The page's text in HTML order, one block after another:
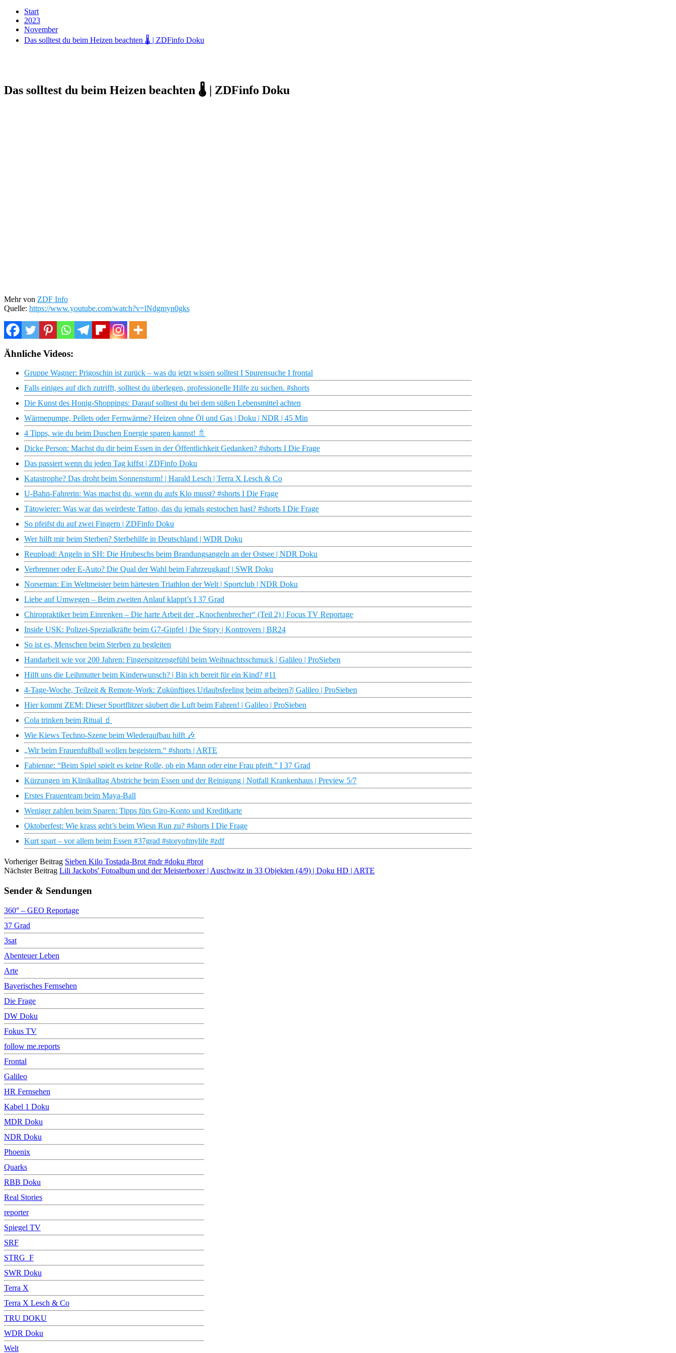
Start
2023
November
Das solltest du beim Heizen beachten 🌡️ | ZDFinfo Doku
Das solltest du beim Heizen beachten 🌡️ | ZDFinfo Doku
Mehr von ZDF Info
Quelle: https://www.youtube.com/watch?v=lNdgmyn0gks
Ähnliche Videos:
Gruppe Wagner: Prigoschin ist zurück – was du jetzt wissen solltest I Spurensuche I frontal
Falls einiges auf dich zutrifft, solltest du überlegen, professionelle Hilfe zu suchen. #shorts
Die Kunst des Honig-Shoppings: Darauf solltest du bei dem süßen Lebensmittel achten
Wärmepumpe, Pellets oder Fernwärme? Heizen ohne Öl und Gas | Doku | NDR | 45 Min
4 Tipps, wie du beim Duschen Energie sparen kannst! 🚿
Dicke Person: Machst du dir beim Essen in der Öffentlichkeit Gedanken? #shorts I Die Frage
Das passiert wenn du jeden Tag kiffst | ZDFinfo Doku
Katastrophe? Das droht beim Sonnensturm! | Harald Lesch | Terra X Lesch & Co
U-Bahn-Fahrerin: Was machst du, wenn du aufs Klo musst? #shorts I Die Frage
Tätowierer: Was war das weirdeste Tattoo, das du jemals gestochen hast? #shorts I Die Frage
So pfeifst du auf zwei Fingern | ZDFinfo Doku
Wer hilft mir beim Sterben? Sterbehilfe in Deutschland | WDR Doku
Reupload: Angeln in SH: Die Hrubeschs beim Brandungsangeln an der Ostsee | NDR Doku
Verbrenner oder E-Auto? Die Qual der Wahl beim Fahrzeugkauf | SWR Doku
Norseman: Ein Weltmeister beim härtesten Triathlon der Welt | Sportclub | NDR Doku
Liebe auf Umwegen – Beim zweiten Anlauf klappt’s I 37 Grad
Chiropraktiker beim Einrenken – Die harte Arbeit der „Knochenbrecher“ (Teil 2) | Focus TV Reportage
Inside USK: Polizei-Spezialkräfte beim G7-Gipfel | Die Story | Kontrovers | BR24
So ist es, Menschen beim Sterben zu begleiten
Handarbeit wie vor 200 Jahren: Fingerspitzengefühl beim Weihnachtsschmuck | Galileo | ProSieben
Hilft uns die Leihmutter beim Kinderwunsch? | Bin ich bereit für ein Kind? #11
4-Tage-Woche, Teilzeit & Remote-Work: Zukünftiges Urlaubsfeeling beim arbeiten?| Galileo | ProSieben
Hier kommt ZEM: Dieser Sportflitzer säubert die Luft beim Fahren! | Galileo | ProSieben
Cola trinken beim Ritual 🧃
Wie Kiews Techno-Szene beim Wiederaufbau hilft 🎶
„Wir beim Frauenfußball wollen begeistern.“ #shorts | ARTE
Fabienne: “Beim Spiel spielt es keine Rolle, ob ein Mann oder eine Frau pfeift.” I 37 Grad
Kürzungen im Klinikalltag Abstriche beim Essen und der Reinigung | Notfall Krankenhaus | Preview 5/7
Erstes Frauenteam beim Maya-Ball
Weniger zahlen beim Sparen: Tipps fürs Giro-Konto und Kreditkarte
Oktoberfest: Wie krass geht’s beim Wiesn Run zu? #shorts I Die Frage
Kurt spart – vor allem beim Essen #37grad #storyofmylife #zdf
Vorheriger Beitrag Sieben Kilo Tostada-Brot #ndr #doku #brot
Nächster Beitrag Lili Jackobs' Fotoalbum und der Meisterboxer | Auschwitz in 33 Objekten (4/9) | Doku HD | ARTE
Sender & Sendungen
360° – GEO Reportage
37 Grad
3sat
Abenteuer Leben
Arte
Bayerisches Fernsehen
Die Frage
DW Doku
Fokus TV
follow me.reports
Frontal
Galileo
HR Fernsehen
Kabel 1 Doku
MDR Doku
NDR Doku
Phoenix
Quarks
RBB Doku
Real Stories
reporter
Spiegel TV
SRF
STRG_F
SWR Doku
Terra X
Terra X Lesch & Co
TRU DOKU
WDR Doku
Welt